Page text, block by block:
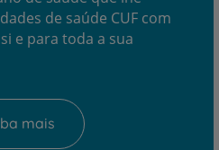
de saúde CUF com
e para toda a sua
mais